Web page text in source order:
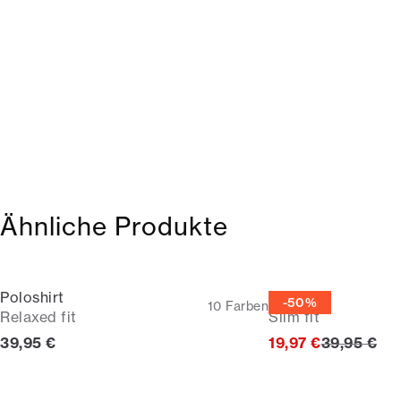
Ähnliche Produkte
Poloshirt
Relaxed fit
10 Farben
Preis
39,95 €
-50%
Poloshirt
Slim fit
19,97 €39,95 €